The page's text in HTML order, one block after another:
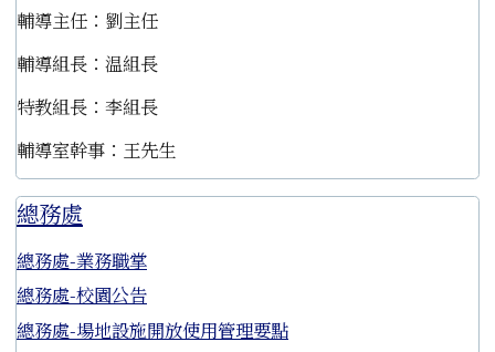
輔導主任：劉主任
輔導組長：温組長
特教組長：李組長
輔導室幹事：王先生
總務處
總務處-業務職掌
總務處-校園公告
總務處-場地設施開放使用管理要點